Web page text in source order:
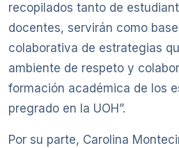
recopilados tanto de
docentes, servirán como
colaborativa de estrategias
ambiente de respeto y
formación académica de los
pregrado en la UOH”.
Por su parte, Carolina